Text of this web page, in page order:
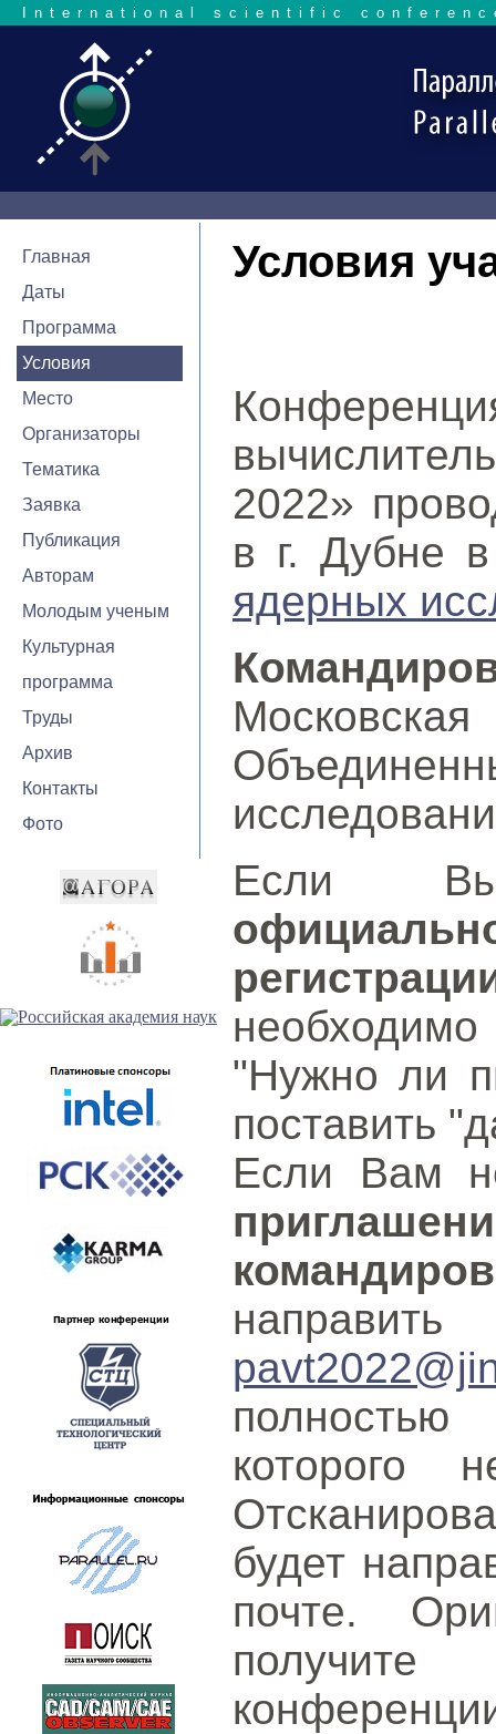
International scientific
Главная
Даты
Программа
Условия
Место
Организаторы
Тематика
Заявка
Публикация
Авторам
Молодым ученым
Культурная
программа
Труды
Архив
Контакты
Фото
Условия
2022»
в г. Дубне
ядерных
Если Вы
"Нужно ли
поставить
Если Вам
которого
будет
почте.